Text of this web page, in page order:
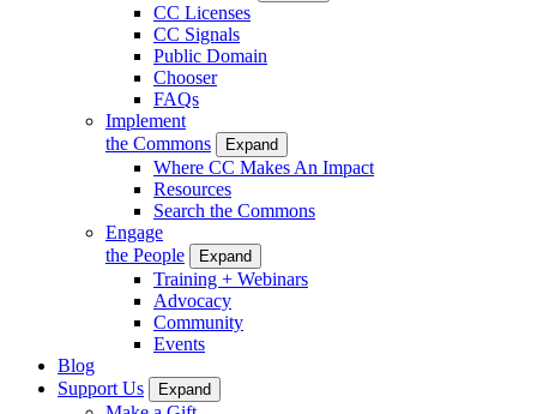
CC Licenses
CC Signals
Public Domain
Chooser
FAQs
Implement
the Commons
Expand
Where CC Makes An Impact
Resources
Search the Commons
Engage
the People
Expand
Training + Webinars
Advocacy
Community
Events
Blog
Support Us
Expand